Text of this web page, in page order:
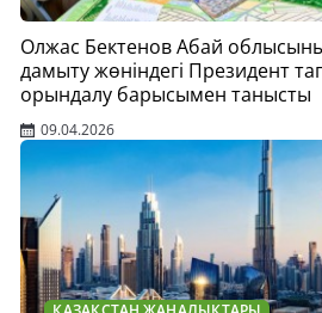
Олжас Бектенов Абай
дамыту жөніндегі Президент
орындалу барысымен танысты
09.04.2026